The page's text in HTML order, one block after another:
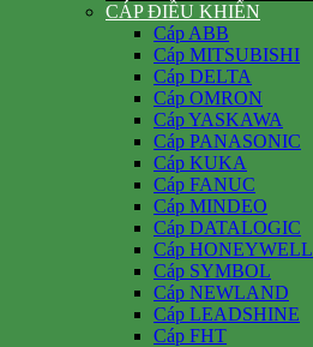
CÁP ĐIỀU KHIỂN
Cáp ABB
Cáp MITSUBISHI
Cáp DELTA
Cáp OMRON
Cáp YASKAWA
Cáp PANASONIC
Cáp KUKA
Cáp FANUC
Cáp MINDEO
Cáp DATALOGIC
Cáp HONEYWELL
Cáp SYMBOL
Cáp NEWLAND
Cáp LEADSHINE
Cáp FHT